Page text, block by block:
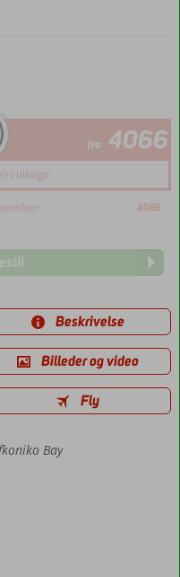
fra 4066
tilbage
4066
Beskrivelse
Billeder og video
Fly
Bay